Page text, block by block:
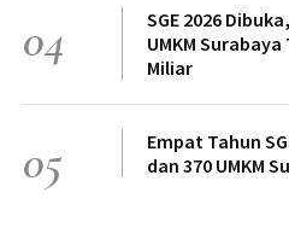
04
SGE 2026
UMKM
Miliar
05
Empat Tahun
dan 370 UMKM